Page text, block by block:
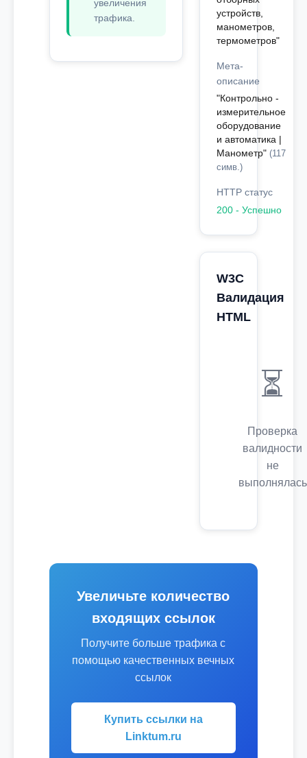
увеличения
трафика.
устройств,
манометров,
термометров"
Мета-
описание
"Контрольно -
измерительное
оборудование
и автоматика |
Манометр" (117
симв.)
HTTP статус
200 - Успешно
W3C
Валидация
HTML
⏳
Проверка
валидности
не
выполнялась
Увеличьте количество
входящих ссылок
Получите больше трафика с
помощью качественных вечных
ссылок
Купить ссылки на
Linktum.ru